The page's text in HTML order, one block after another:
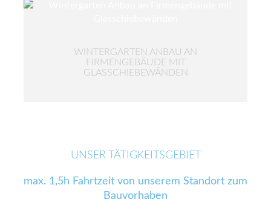
WINTERGARTEN ANBAU AN
FIRMENGEBÄUDE MIT
GLASSCHIEBEWÄNDEN
UNSER TÄTIGKEITSGEBIET
max. 1,5h Fahrtzeit von unserem Standort zum
Bauvorhaben